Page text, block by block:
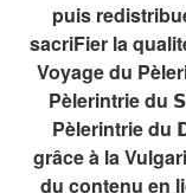
puis
sacriFier la
Voyage du
Pèlerintrie du
Pèlerintrie du
grâce à la
du contenu en